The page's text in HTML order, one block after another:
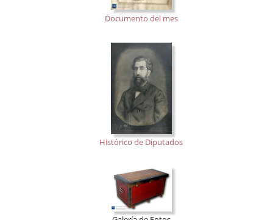
Documento del mes
Histórico de Diputados